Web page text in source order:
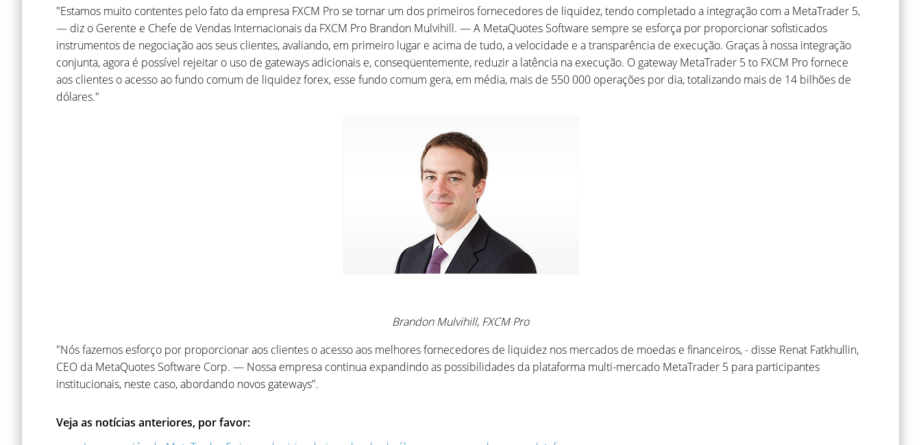
"Estamos muito contentes pelo fato da empresa FXCM Pro se tornar um dos primeiros fornecedores de liquidez, tendo completado a integração com a MetaTrader 5,
— diz o Gerente e Chefe de Vendas Internacionais da FXCM Pro Brandon Mulvihill. — A MetaQuotes Software sempre se esforça por proporcionar sofisticados
instrumentos de negociação aos seus clientes, avaliando, em primeiro lugar e acima de tudo, a velocidade e a transparência de execução. Graças à nossa integração
conjunta, agora é possível rejeitar o uso de gateways adicionais e, conseqüentemente, reduzir a latência na execução. O gateway MetaTrader 5 to FXCM Pro fornece
aos clientes o acesso ao fundo comum de liquidez forex, esse fundo comum gera, em média, mais de 550 000 operações por dia, totalizando mais de 14 bilhões de
dólares."
Brandon Mulvihill, FXCM Pro
"Nós fazemos esforço por proporcionar aos clientes o acesso aos melhores fornecedores de liquidez nos mercados de moedas e financeiros, - disse Renat Fatkhullin,
CEO da MetaQuotes Software Corp. — Nossa empresa continua expandindo as possibilidades da plataforma multi-mercado MetaTrader 5 para participantes
institucionais, neste caso, abordando novos gateways".
Veja as notícias anteriores, por favor: